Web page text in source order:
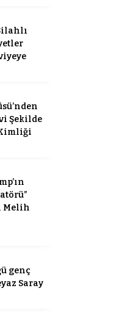
Şekilde
Melih
genç
Saray